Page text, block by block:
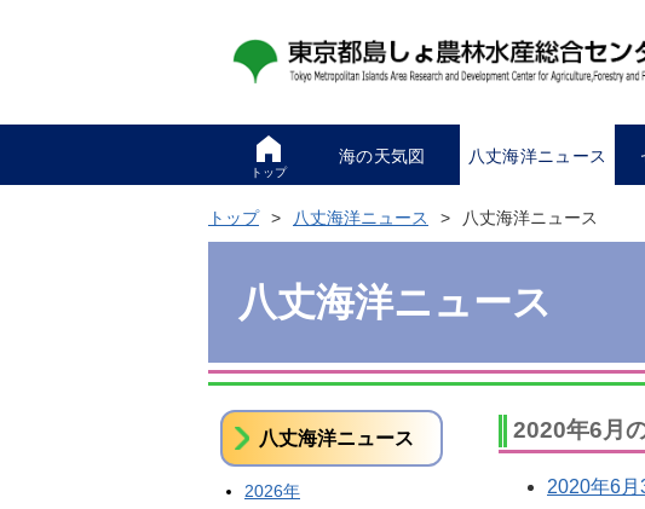
トップ
海の天気図 八丈海洋ニュース
トップ 八丈海洋ニュース 八丈海洋ニュース
八丈海洋ニュース
2020年6月
2020年6
八丈海洋ニュース
2026年